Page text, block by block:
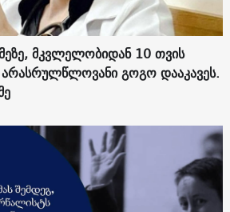
მკვლელობიდან 10 თვის
გოგო დააკავეს.